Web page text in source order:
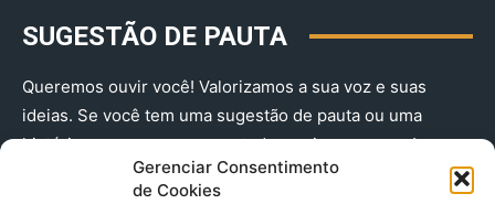
Gerenciar Consentimento
de Cookies
SUGESTÃO DE PAUTA
Queremos ouvir você! Valorizamos a sua voz e suas
ideias. Se você tem uma sugestão de pauta ou uma
história que merece ser contada, envie-nos agora!
(91) 98224 - 3111